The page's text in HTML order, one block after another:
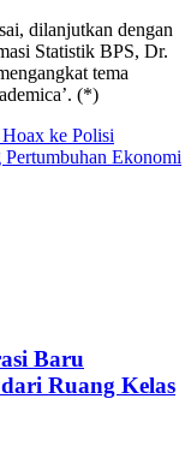
dilanjutkan dengan
Statistik BPS, Dr.
tema
(*)
ke Polisi
Ekonomi
Baru
Ruang Kelas